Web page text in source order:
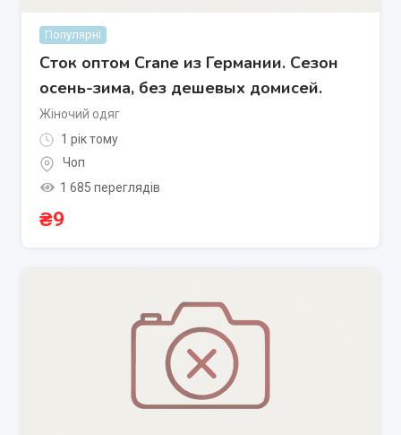
Популярні
Сток оптом Crane из Германии. Сезон
осень-зима, без дешевых домисей.
Жіночий одяг
1 рік тому
Чоп
1 685 переглядів
₴9